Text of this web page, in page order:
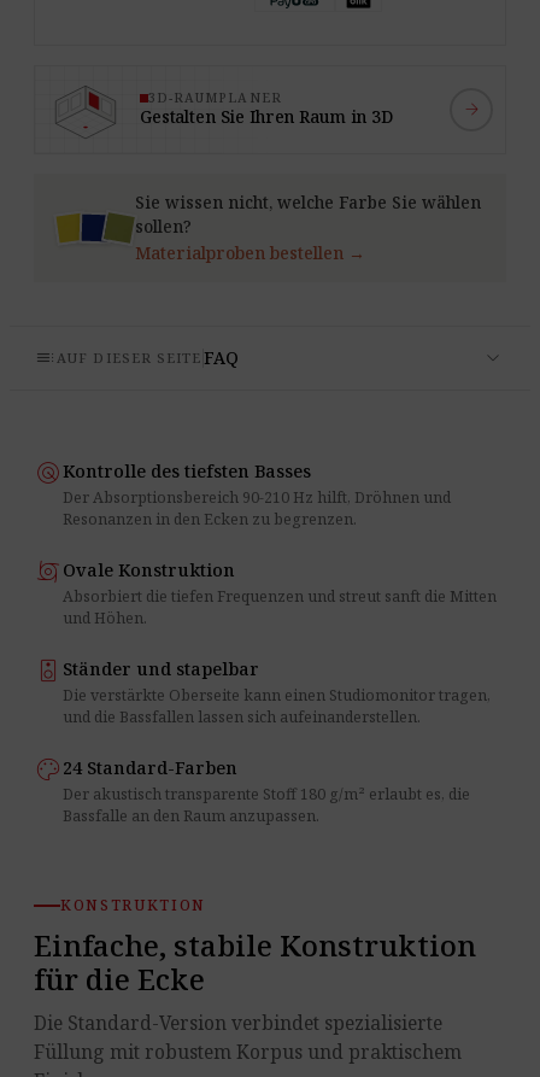
3D-RAUMPLANER
Gestalten Sie Ihren Raum in 3D arrow_forward
Sie wissen nicht, welche Farbe Sie wählen
sollen?
Materialproben bestellen →
toc AUF DIESER SEITE FAQ expand_more
radarKontrolle des tiefsten Basses
Der Absorptionsbereich 90-210 Hz hilft, Dröhnen und
Resonanzen in den Ecken zu begrenzen.
cyclone Ovale Konstruktion
Absorbiert die tiefen Frequenzen und streut sanft die Mitten
und Höhen.
speaker Ständer und stapelbar
Die verstärkte Oberseite kann einen Studiomonitor tragen,
und die Bassfallen lassen sich aufeinanderstellen.
palette 24 Standard-Farben
Der akustisch transparente Stoff 180 g/m² erlaubt es, die
Bassfalle an den Raum anzupassen.
KONSTRUKTION
Einfache, stabile Konstruktion
für die Ecke
Die Standard-Version verbindet spezialisierte
Füllung mit robustem Korpus und praktischem